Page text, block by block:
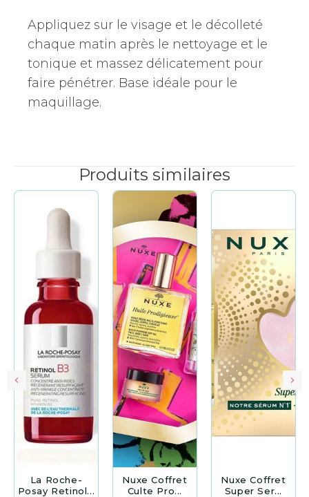
Appliquez sur le visage et le décolleté
chaque matin après le nettoyage et le
tonique et massez délicatement pour
faire pénétrer. Base idéale pour le
maquillage.
Produits similaires
La Roche-
Posay Retinol...
Nuxe Coffret
Culte Pro...
Nuxe Coffret
Super Ser...